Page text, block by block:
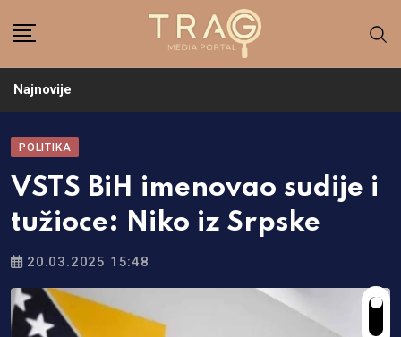
Najnovije
POLITIKA
VSTS BiH imenovao sudije i
tužioce: Niko iz Srpske
20.03.2025 15:48